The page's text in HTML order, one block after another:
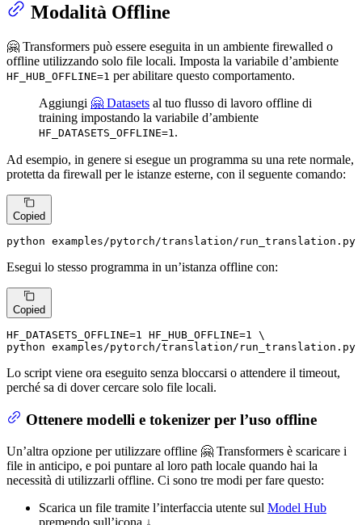
Modalità Offline
🤗 Transformers può essere eseguita in un ambiente firewalled o
offline utilizzando solo file locali. Imposta la variabile d’ambiente
HF_HUB_OFFLINE=1 per abilitare questo comportamento.
Aggiungi 🤗 Datasets al tuo flusso di lavoro offline di
training impostando la variabile d’ambiente
HF_DATASETS_OFFLINE=1 .
Ad esempio, in genere si esegue un programma su una rete normale,
protetta da firewall per le istanze esterne, con il seguente comando:
Copied
python examples/pytorch/translation/run_translation.py
Esegui lo stesso programma in un’istanza offline con:
Copied
HF_DATASETS_OFFLINE=1 HF_HUB_OFFLINE=1 \
python examples/pytorch/translation/run_translation.py
Lo script viene ora eseguito senza bloccarsi o attendere il timeout,
perché sa di dover cercare solo file locali.
Ottenere modelli e tokenizer per l’uso offline
Un’altra opzione per utilizzare offline 🤗 Transformers è scaricare i
file in anticipo, e poi puntare al loro path locale quando hai la
necessità di utilizzarli offline. Ci sono tre modi per fare questo:
Scarica un file tramite l’interfaccia utente sul Model Hub
premendo sull’icona ↓.